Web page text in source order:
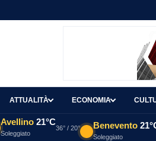
ATTUALITÀ ECONOMIA
Avellino 21°C
Soleggiato
36° / 20° Benevento
Soleggiato